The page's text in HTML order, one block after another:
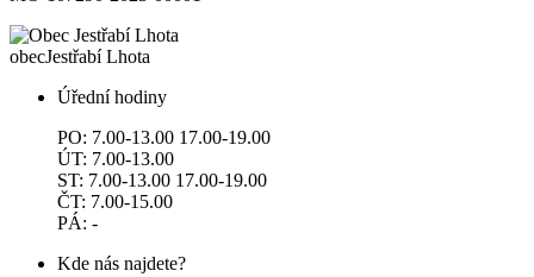
obecJestřabí Lhota
Úřední hodiny
PO: 7.00-13.00 17.00-19.00
ÚT: 7.00-13.00
ST: 7.00-13.00 17.00-19.00
ČT: 7.00-15.00
PÁ: -
Kde nás najdete?